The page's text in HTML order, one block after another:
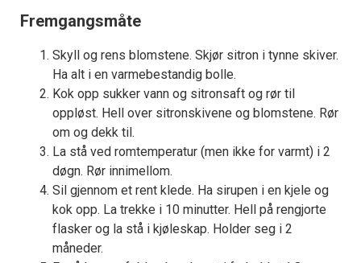
Fremgangsmåte
Skyll og rens blomstene. Skjør sitron i tynne skiver.
Ha alt i en varmebestandig bolle.
Kok opp sukker vann og sitronsaft og rør til
oppløst. Hell over sitronskivene og blomstene. Rør
om og dekk til.
La stå ved romtemperatur (men ikke for varmt) i 2
døgn. Rør innimellom.
Sil gjennom et rent klede. Ha sirupen i en kjele og
kok opp. La trekke i 10 minutter. Hell på rengjorte
flasker og la stå i kjøleskap. Holder seg i 2
måneder.